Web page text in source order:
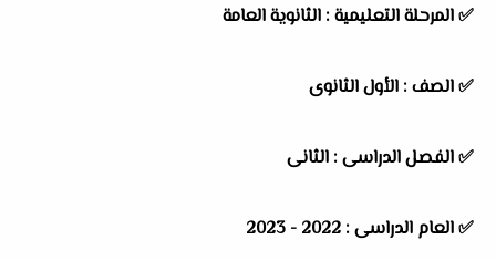
✅المرحلة التعليمية : الثانوية العامة
✅الصف : الأول الثانوى
✅الفصل الدراسى : الثانى
✅العام الدراسى :